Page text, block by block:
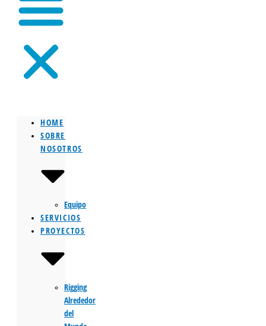
HOME
SOBRE
NOSOTROS
Equipo
SERVICIOS
PROYECTOS
Rigging
Alrededor
del